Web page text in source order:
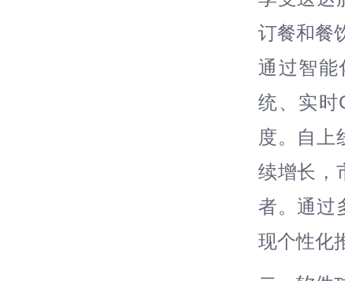
订餐和餐
通过智能
统、实时
度。自上
续增长，
者。通过
现个性化